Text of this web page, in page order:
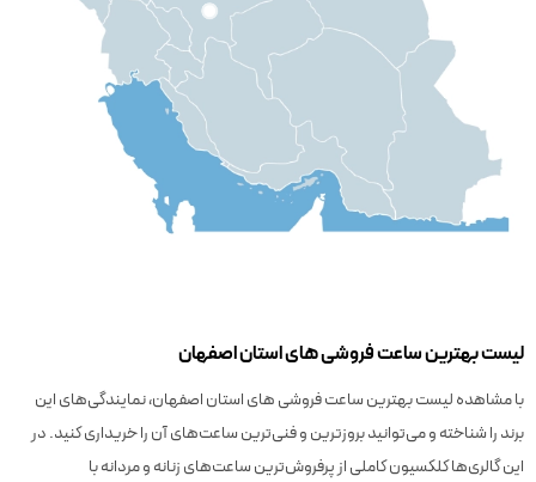
لیست بهترین ساعت فروشی های استان اصفهان
با مشاهده لیست بهترین ساعت فروشی‌ های استان اصفهان، نمایندگی‌های این
برند را شناخته و می‌توانید بروزترین و فنی‌ترین ساعت‌های آن را خریداری کنید. در
این گالری‌ها کلکسیون کاملی از پرفروش‌ترین ساعت‌های زنانه و مردانه با